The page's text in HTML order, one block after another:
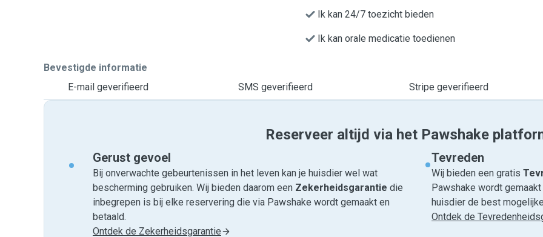
Ik kan 24/7 toezicht bieden
Ik kan orale medicatie toedienen
Bevestigde informatie
E-mail geverifieerd
SMS geverifieerd Stripe geverifieerd
Reserveer altijd via het Pawshake
Gerust gevoel
Bij onverwachte gebeurtenissen in het leven kan je huisdier wel wat
bescherming gebruiken. Wij bieden daarom een Zekerheidsgarantie die
inbegrepen is bij elke reservering die via Pawshake wordt gemaakt en
betaald.
Ontdek de Zekerheidsgarantie
Tevreden
Wij bieden een gratis
Pawshake wordt
huisdier de best
Ontdek de